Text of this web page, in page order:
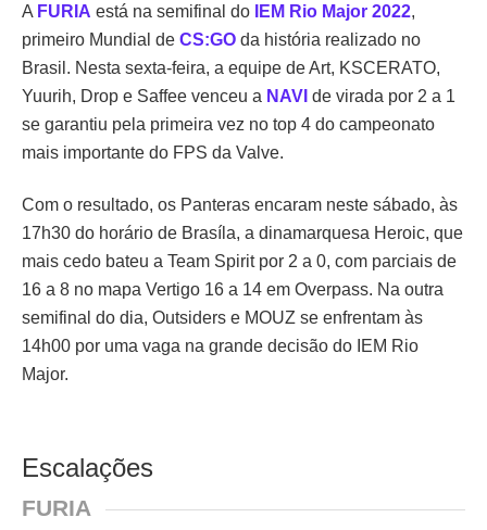
A FURIA está na semifinal do IEM Rio Major 2022,
primeiro Mundial de CS:GO da história realizado no
Brasil. Nesta sexta-feira, a equipe de Art, KSCERATO,
Yuurih, Drop e Saffee venceu a NAVI de virada por 2 a 1
se garantiu pela primeira vez no top 4 do campeonato
mais importante do FPS da Valve.
Com o resultado, os Panteras encaram neste sábado, às
17h30 do horário de Brasíla, a dinamarquesa Heroic, que
mais cedo bateu a Team Spirit por 2 a 0, com parciais de
16 a 8 no mapa Vertigo 16 a 14 em Overpass. Na outra
semifinal do dia, Outsiders e MOUZ se enfrentam às
14h00 por uma vaga na grande decisão do IEM Rio
Major.
Escalações
FURIA